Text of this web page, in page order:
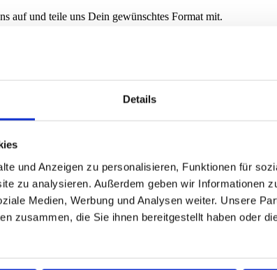
Details
und Anzeigen zu personalisieren, Funktionen für
zu analysieren. Außerdem geben wir Informationen
Medien, Werbung und Analysen weiter. Unsere
zusammen, die Sie ihnen bereitgestellt haben oder
auf und teile uns Dein gewünschtes Format mit.
sich für jede Größe der Bildausschnitt.
hin zu verlängern.
reinigen. Für hartnäckige Flecken kannst Du bei Bedarf
werden. Vermeide den Kontakt mit Flüssigkeiten, um die